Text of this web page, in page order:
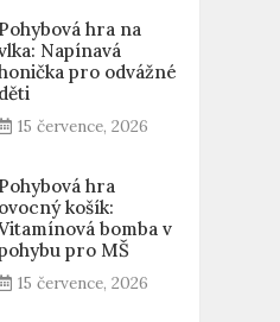
Pohybová hra na
Napínavá
pro odvážné
děti
15 července, 2026
Pohybová hra
ovocný košík:
bomba v
pro MŠ
15 července, 2026